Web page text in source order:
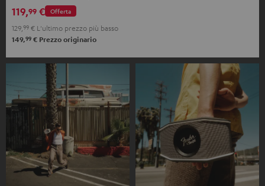
Offerta
119,99 €
129, 99 € L'ultimo prezzo più basso
149,99 € Prezzo originario